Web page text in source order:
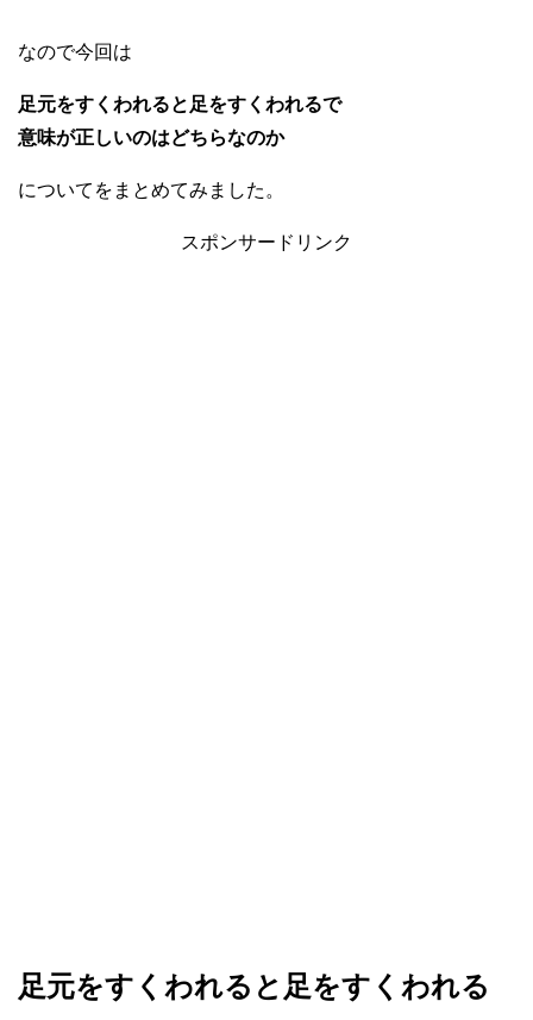
なので今回は
足元をすくわれると足をすくわれるで
意味が正しいのはどちらなのか
についてをまとめてみました。
スポンサードリンク
足元をすくわれると足をすくわれる